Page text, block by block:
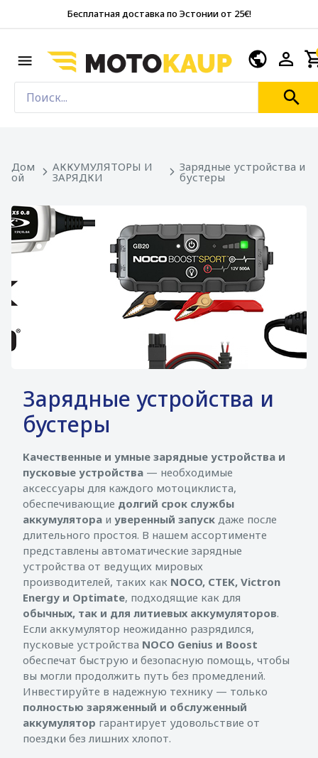
Бесплатная доставка по Эстонии от 25€!
Дом
ой
АККУМУЛЯТОРЫ И
ЗАРЯДКИ
Зарядные устройства и
бустеры
Зарядные устройства и
бустеры
Качественные и умные зарядные устройства и
пусковые устройства — необходимые
аксессуары для каждого мотоциклиста,
обеспечивающие долгий срок службы
аккумулятора и уверенный запуск даже после
длительного простоя. В нашем ассортименте
представлены автоматические зарядные
устройства от ведущих мировых
производителей, таких как NOCO, CTEK, Victron
Energy и Optimate, подходящие как для
обычных, так и для литиевых аккумуляторов.
Если аккумулятор неожиданно разрядился,
пусковые устройства NOCO Genius и Boost
обеспечат быструю и безопасную помощь, чтобы
вы могли продолжить путь без промедлений.
Инвестируйте в надежную технику — только
полностью заряженный и обслуженный
аккумулятор гарантирует удовольствие от
поездки без лишних хлопот.